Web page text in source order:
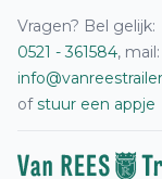
Vragen? Bel gelijk:
0521 - 361584, mail:
ofstuur een appje